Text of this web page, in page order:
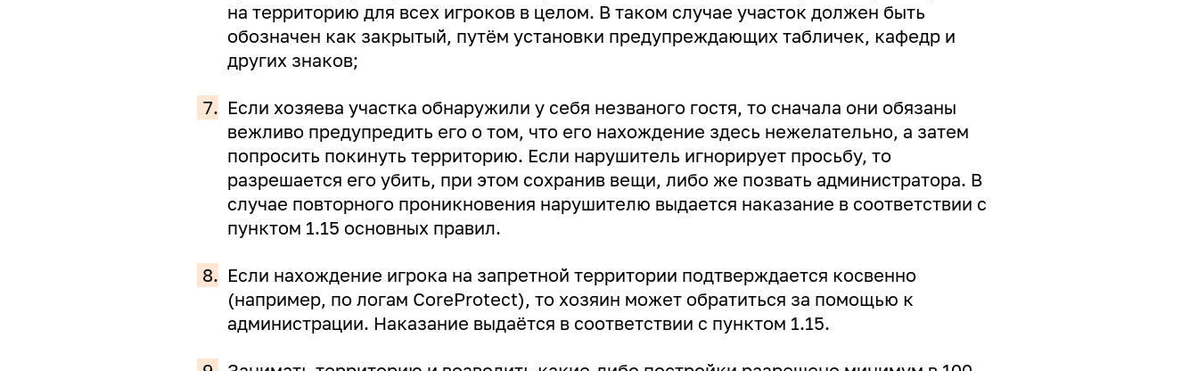
на территорию для всех игроков в целом. В таком случае участок должен быть
обозначен как закрытый, путём установки предупреждающих табличек, кафедр и
других знаков;
7. Если хозяева участка обнаружили у себя незваного гостя, то сначала они обязаны
вежливо предупредить его о том, что его нахождение здесь нежелательно, а затем
попросить покинуть территорию. Если нарушитель игнорирует просьбу, то
разрешается его убить, при этом сохранив вещи, либо же позвать администратора. В
случае повторного проникновения нарушителю выдается наказание в соответствии с
пунктом 1.15 основных правил.
8. Если нахождение игрока на запретной территории подтверждается косвенно
(например, по логам CoreProtect), то хозяин может обратиться за помощью к
администрации. Наказание выдаётся в соответствии с пунктом 1.15.